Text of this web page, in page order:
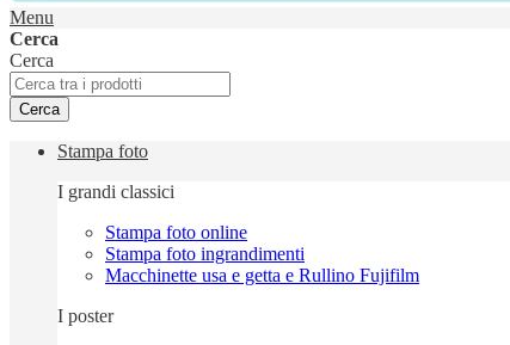
Menu
Cerca
Cerca
Cerca
Stampa foto
I grandi classici
Stampa foto online
Stampa foto ingrandimenti
Macchinette usa e getta e Rullino Fujifilm
I poster